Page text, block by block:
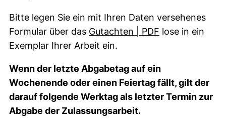
Bitte legen Sie ein mit Ihren Daten versehenes
Formular über das Gutachten | PDF (öffnet neues
lose in ein
Exemplar Ihrer Arbeit ein.
Wenn der letzte Abgabetag auf ein
Wochenende oder einen Feiertag fällt, gilt der
darauf folgende Werktag als letzter Termin zur
Abgabe der Zulassungsarbeit.